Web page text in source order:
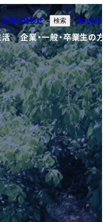
お問い合わせ 検索 English
企業・一般・卒業生の方